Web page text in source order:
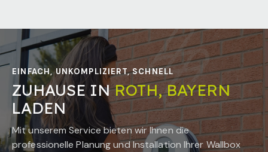
EINFACH, UNKOMPLIZIERT, SCHNELL
ZUHAUSE INROTH, BAYERN
LADEN
Mit unserem Service bieten wir Ihnen die
professionelle Planung und Installation Ihrer Wallbox